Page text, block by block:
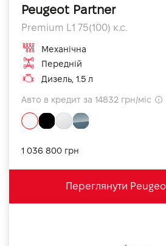
Peugeot Partner
Premium L1 75(100) к.с.
Механічна
Передній
Дизель, 1.5 л
Авто в кредит за 14832 грн/міс
1 036 800 грн
Переглянути